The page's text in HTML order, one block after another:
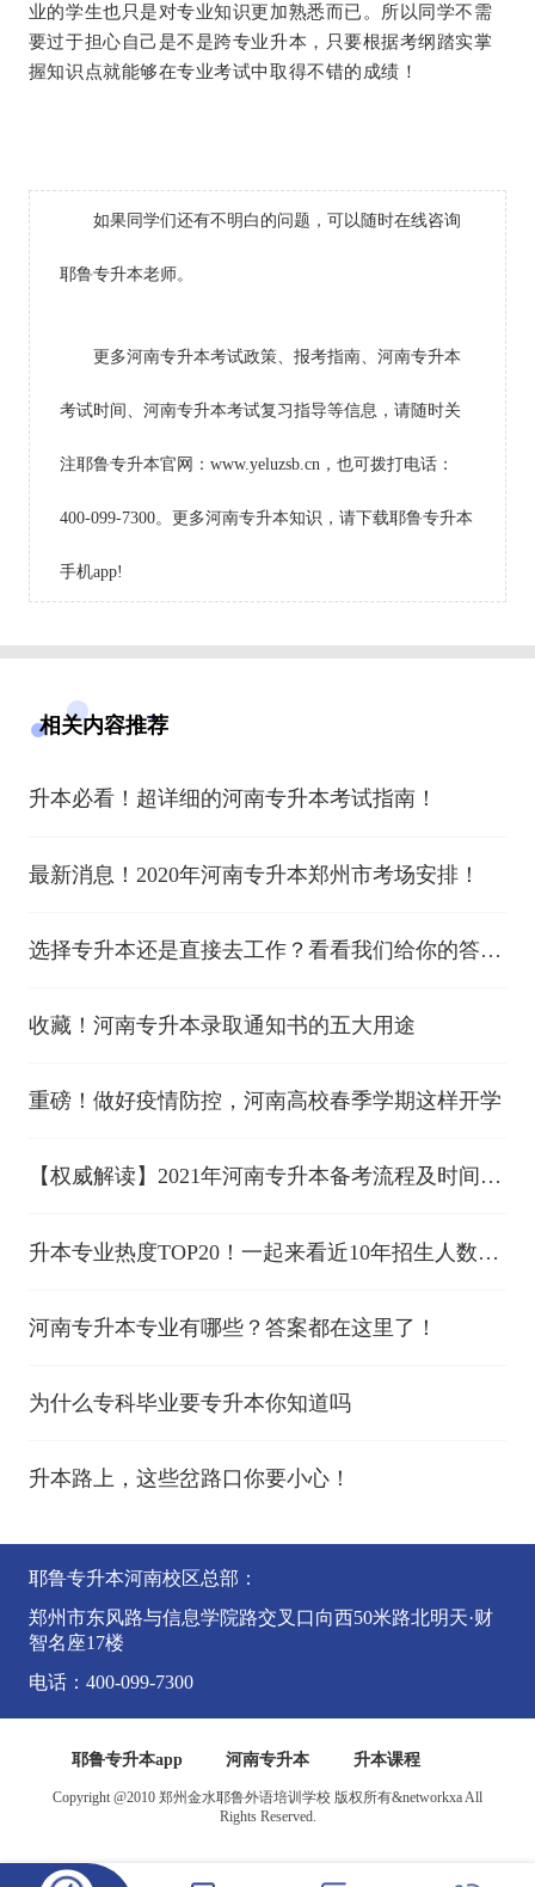
业的学生也只是对专业知识更加熟悉而已。所以同学不需
要过于担心自己是不是跨专业升本，只要根据考纲踏实掌
握知识点就能够在专业考试中取得不错的成绩！
如果同学们还有不明白的问题，可以随时在线咨询
耶鲁专升本老师。
更多河南专升本考试政策、报考指南、河南专升本
考试时间、河南专升本考试复习指导等信息，请随时关
注耶鲁专升本官网：www.yeluzsb.cn，也可拨打电话：
400-099-7300。更多河南专升本知识，请下载耶鲁专升本
手机app!
相关内容推荐
升本必看！超详细的河南专升本考试指南！
最新消息！2020年河南专升本郑州市考场安排！
选择专升本还是直接去工作？看看我们给你的答
收藏！河南专升本录取通知书的五大用途
重磅！做好疫情防控，河南高校春季学期这样开学
【权威解读】2021年河南专升本备考流程及时间安
升本专业热度TOP20！一起来看近10年招生人数变
河南专升本专业有哪些？答案都在这里了！
为什么专科毕业要专升本你知道吗
升本路上，这些岔路口你要小心！
耶鲁专升本河南校区总部：
郑州市东风路与信息学院路交叉口向西50米路北明天·财
智名座17楼
电话：400-099-7300
耶鲁专升本app 河南专升本 升本课程
Copyright @2010 郑州金水耶鲁外语培训学校 版权所有&networkxa All
Rights Reserved.